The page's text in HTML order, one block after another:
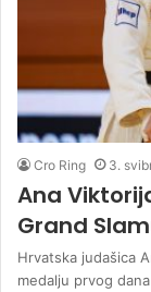
Cro Ring 3.
Ana
Grand
Hrvatska judašica
medalju prvog